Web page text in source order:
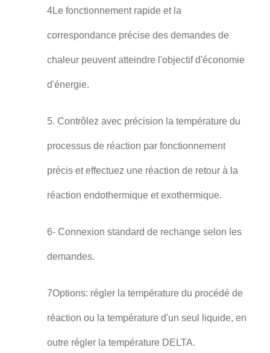
4Le fonctionnement rapide et la
correspondance précise des demandes de
chaleur peuvent atteindre l'objectif d'économie
d'énergie.
5. Contrôlez avec précision la température du
processus de réaction par fonctionnement
précis et effectuez une réaction de retour à la
réaction endothermique et exothermique.
6- Connexion standard de rechange selon les
demandes.
7Options: régler la température du procédé de
réaction ou la température d'un seul liquide, en
outre régler la température DELTA.